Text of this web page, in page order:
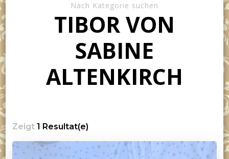
Nach Kategorie suchen
TIBOR VON
SABINE
ALTENKIRCH
Zeigt 1 Resultat(e)